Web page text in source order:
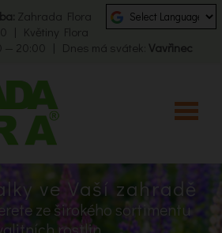
Zahrada Flora
| Květiny Flora
— 20:00 | Dnes má svátek: Vavřinec
ve Vaší zahradě
ze širokého sortimentu